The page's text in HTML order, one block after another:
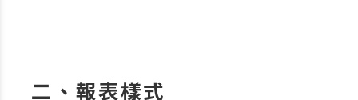
二、報表樣式